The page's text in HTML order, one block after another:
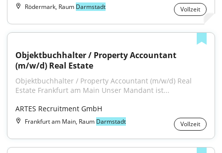
Rödermark, Raum Darmstadt Vollzeit
Objektbuchhalter / Property Accountant
(m/w/d) Real Estate
Objektbuchhalter / Property Accountant (m⁠/⁠w⁠/⁠d) Real
Estate Frankfurt am Main Unser Mandant ist...
ARTES Recruitment GmbH
Frankfurt am Main, Raum Darmstadt Vollzeit